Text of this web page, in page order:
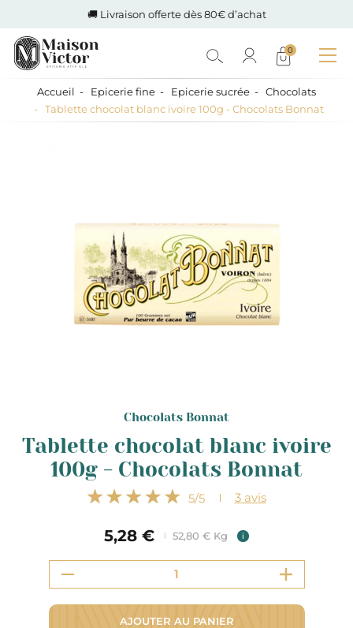
🚚 Livraison offerte dès 80€ d’achat
0
Accueil Epicerie fine Epicerie sucrée
Chocolats
Tablette chocolat blanc ivoire 100g - Chocolats Bonnat
Chocolats Bonnat
Tablette chocolat blanc ivoire
100g - Chocolats Bonnat
5/5 3avis
5,28 € 52,80 € Kg i
AJOUTER AU PANIER